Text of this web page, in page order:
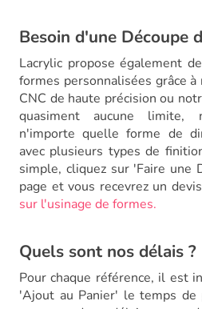
Besoin d'une Découpe
Lacrylic propose également
formes personnalisées grâce
CNC de haute précision ou
quasiment aucune limite,
n'importe quelle forme de
avec plusieurs types de
simple, cliquez sur 'Faire une
page et vous recevrez un
sur l'usinage de formes.
Quels sont nos délais ?
Pour chaque référence, il est
'Ajout au Panier' le temps de